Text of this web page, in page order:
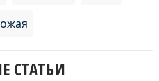
СТАТЬИ